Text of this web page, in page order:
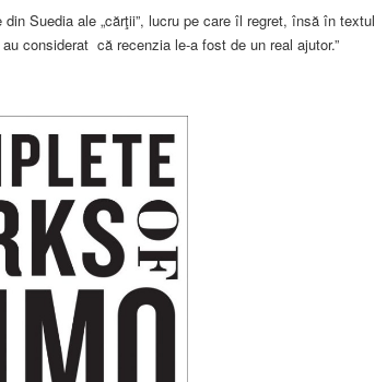
Suedia ale „cărţii”, lucru pe care îl regret, însă în textul
considerat că recenzia le-a fost de un real ajutor.”